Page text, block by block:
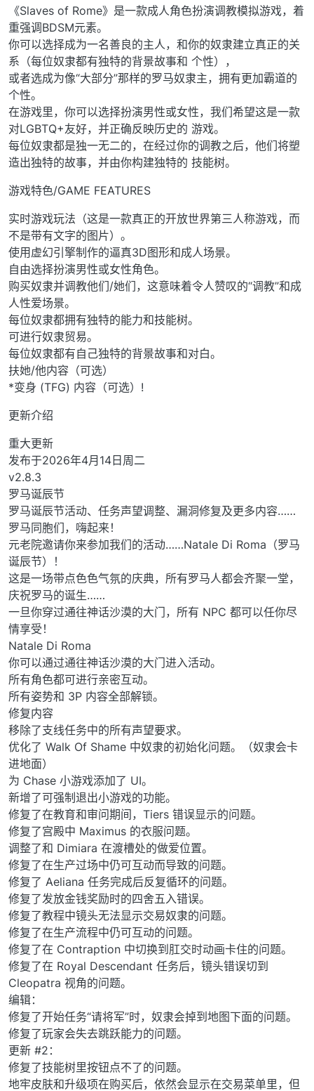
《Slaves of Rome》是一款成人角色扮演调教模拟游戏，着
重强调BDSM元素。
你可以选择成为一名善良的主人，和你的奴隶建立真正的关
系（每位奴隶都有独特的背景故事和 个性），
或者选成为像“大部分”那样的罗马奴隶主，拥有更加霸道的
个性。
在游戏里，你可以选择扮演男性或女性，我们希望这是一款
对LGBTQ+友好，并正确反映历史的 游戏。
每位奴隶都是独一无二的，在经过你的调教之后，他们将塑
造出独特的故事，并由你构建独特的 技能树。
游戏特色/GAME FEATURES
实时游戏玩法（这是一款真正的开放世界第三人称游戏，而
不是带有文字的图片）。
使用虚幻引擎制作的逼真3D图形和成人场景。
自由选择扮演男性或女性角色。
购买奴隶并调教他们/她们，这意味着令人赞叹的“调教”和成
人性爱场景。
每位奴隶都拥有独特的能力和技能树。
可进行奴隶贸易。
每位奴隶都有自己独特的背景故事和对白。
扶她/他内容（可选）
*变身 (TFG) 内容（可选）!
更新介绍
重大更新
发布于2026年4月14日周二
v2.8.3
罗马诞辰节
罗马诞辰节活动、任务声望调整、漏洞修复及更多内容……
罗马同胞们，嗨起来！
元老院邀请你来参加我们的活动……Natale Di Roma（罗马
诞辰节）！
这是一场带点色色气氛的庆典，所有罗马人都会齐聚一堂，
庆祝罗马的诞生……
一旦你穿过通往神话沙漠的大门，所有 NPC 都可以任你尽
情享受！
Natale Di Roma
你可以通过通往神话沙漠的大门进入活动。
所有角色都可进行亲密互动。
所有姿势和 3P 内容全部解锁。
修复内容
移除了支线任务中的所有声望要求。
优化了 Walk Of Shame 中奴隶的初始化问题。（奴隶会卡
进地面）
为 Chase 小游戏添加了 UI。
新增了可强制退出小游戏的功能。
修复了在教育和审问期间，Tiers 错误显示的问题。
修复了宫殿中 Maximus 的衣服问题。
调整了和 Dimiara 在渡槽处的做爱位置。
修复了在生产过场中仍可互动而导致的问题。
修复了 Aeliana 任务完成后反复循环的问题。
修复了发放金钱奖励时的四舍五入错误。
修复了教程中镜头无法显示交易奴隶的问题。
修复了在生产流程中仍可互动的问题。
修复了在 Contraption 中切换到肛交时动画卡住的问题。
修复了在 Royal Descendant 任务后，镜头错误切到
Cleopatra 视角的问题。
编辑：
修复了开始任务“请将军”时，奴隶会掉到地图下面的问题。
修复了玩家会失去跳跃能力的问题。
更新 #2：
修复了技能树里按钮点不了的问题。
地牢皮肤和升级项在购买后，依然会显示在交易菜单里，但